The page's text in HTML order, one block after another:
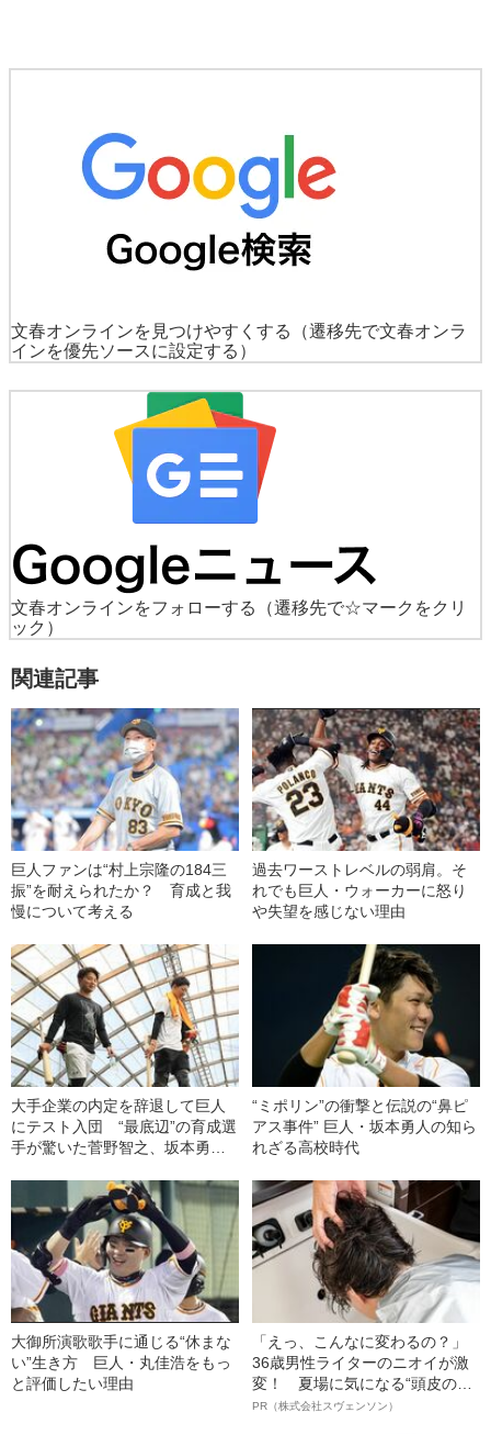
文春オンラインを見つけやすくする
（遷移先で文春オンラ
インを優先ソースに設定する）
文春オンラインをフォローする
（遷移先で☆マークをクリ
ック）
関連記事
巨人ファンは“村上宗隆の184三
振”を耐えられたか？ 育成と我
慢について考える
過去ワーストレベルの弱肩。そ
れでも巨人・ウォーカーに怒り
や失望を感じない理由
大手企業の内定を辞退して巨人
にテスト入団 “最底辺”の育成選
手が驚いた菅野智之、坂本勇人
“ミポリン”の衝撃と伝説の“鼻ピ
アス事件” 巨人・坂本勇人の知ら
れざる高校時代
大御所演歌歌手に通じる“休まな
い”生き方 巨人・丸佳浩をもっ
と評価したい理由
「えっ、こんなに変わるの？」
36歳男性ライターのニオイが激
変！ 夏場に気になる“頭皮のニ
オイ”や“ベタつき”を解消す
PR（株式会社スヴェンソン）